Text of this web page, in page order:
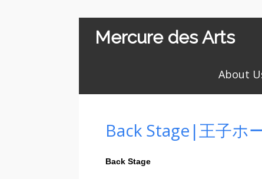
Mercure des Arts
About
Back Stage|王子ホ
Back Stage